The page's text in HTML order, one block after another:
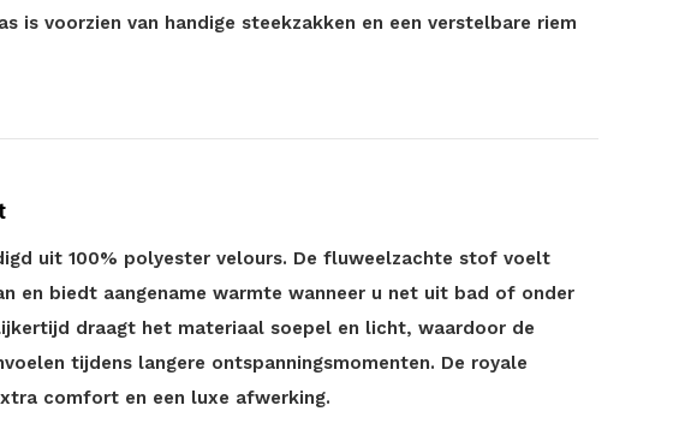
is voorzien van handige steekzakken en een verstelbare riem
uit 100% polyester velours. De fluweelzachte stof voelt
en biedt aangename warmte wanneer u net uit bad of onder
draagt het materiaal soepel en licht, waardoor de
tijdens langere ontspanningsmomenten. De royale
comfort en een luxe afwerking.